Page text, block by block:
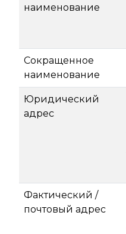
наименование
Сокращенное
наименование
Юридический
адрес
Фактический /
почтовый адрес